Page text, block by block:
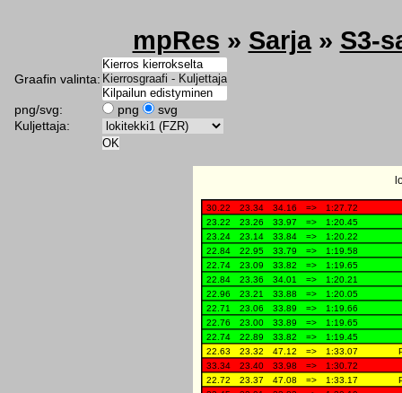
mpRes » Sarja» S3-
Graafin valinta:
png/svg: png
svg
Kuljettaja: